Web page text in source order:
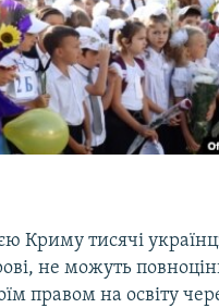
КРИМУ
Криму тисячі
не можуть
правом на освіту